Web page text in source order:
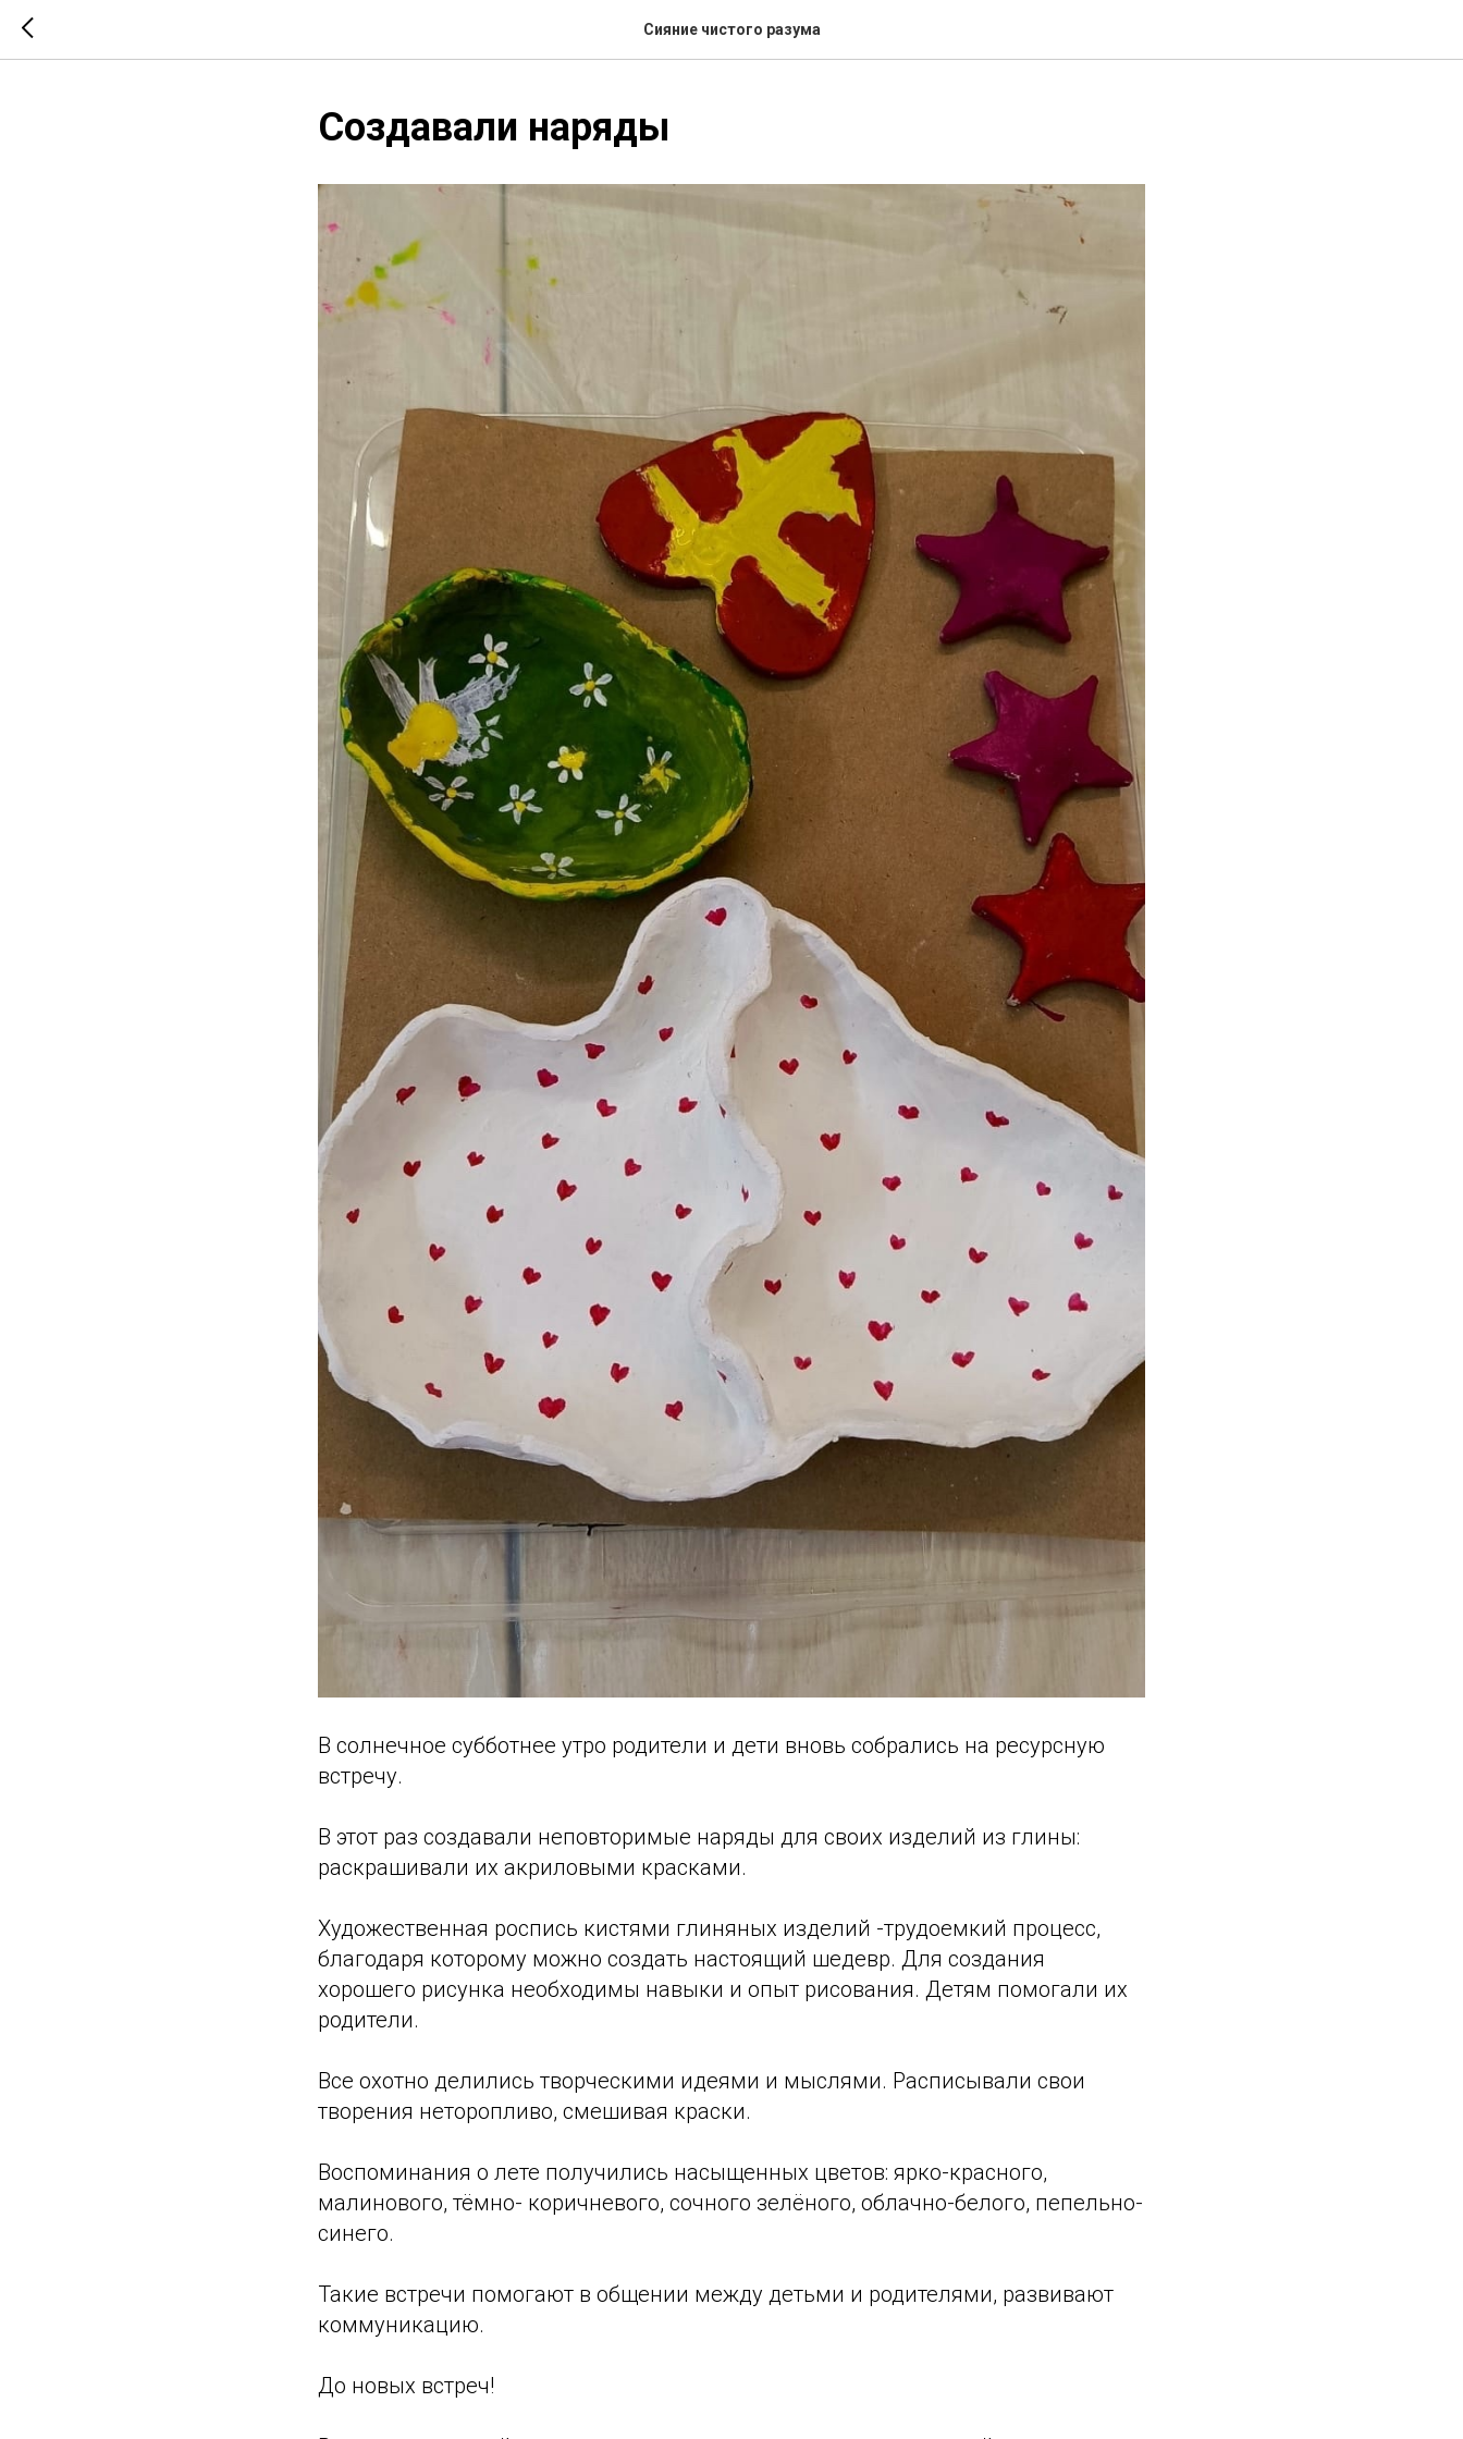
Сияние чистого разума
Создавали наряды
В солнечное субботнее утро родители и дети вновь собрались на ресурсную
встречу.
В этот раз создавали неповторимые наряды для своих изделий из глины:
раскрашивали их акриловыми красками.
Художественная роспись кистями глиняных изделий -трудоемкий процесс,
благодаря которому можно создать настоящий шедевр. Для создания
хорошего рисунка необходимы навыки и опыт рисования. Детям помогали их
родители.
Все охотно делились творческими идеями и мыслями. Расписывали свои
творения неторопливо, смешивая краски.
Воспоминания о лете получились насыщенных цветов: ярко-красного,
малинового, тёмно- коричневого, сочного зелёного, облачно-белого, пепельно-
синего.
Такие встречи помогают в общении между детьми и родителями, развивают
коммуникацию.
До новых встреч!